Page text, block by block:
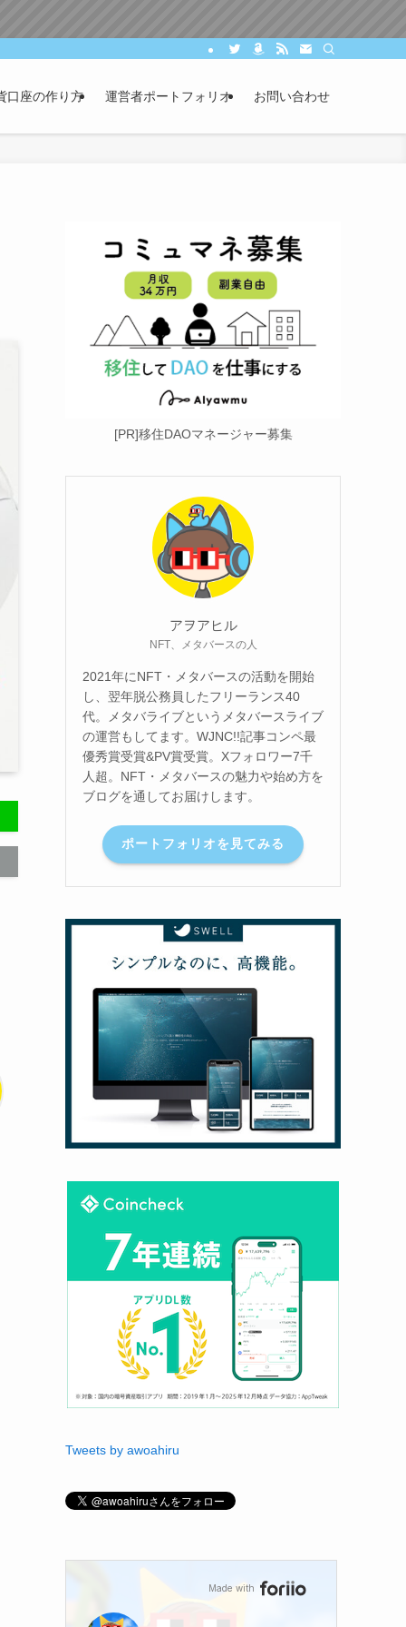
口座の作り方 運営者ポートフォリオ お問い合わせ
[PR]移住DAOマネージャー募集
アヲアヒル
NFT、メタバースの人
2021年にNFT・メタバースの活動を開始
し、翌年脱公務員したフリーランス40
代。メタバライブというメタバースライブ
の運営もしてます。WJNC!!記事コンペ最
優秀賞受賞&PV賞受賞。Xフォロワー7千
人超。NFT・メタバースの魅力や始め方を
ブログを通してお届けします。
ポートフォリオを見てみる
Tweets by awoahiru